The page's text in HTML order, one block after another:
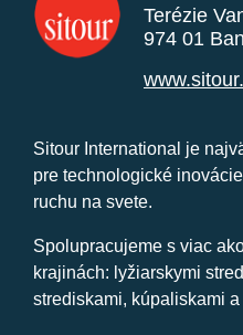
Terézie
974 01
Sitour International je
pre technologické
ruchu na svete.
Spolupracujeme s viac
krajinách: lyžiarskymi
strediskami, kúpaliskami